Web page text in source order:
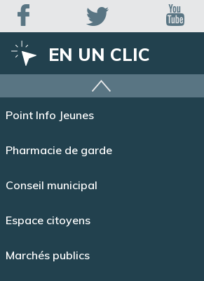
EN UN CLIC
Point Info Jeunes
Pharmacie de garde
Conseil municipal
Espace citoyens
Marchés publics